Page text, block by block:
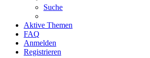
Suche
Aktive Themen
FAQ
Anmelden
Registrieren